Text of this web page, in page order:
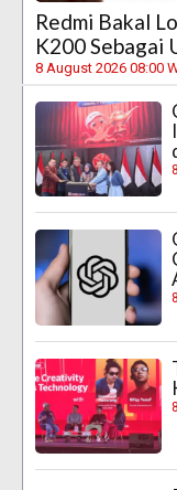
Redmi Bakal
K200 Sebagai
8 August 2026 08:00